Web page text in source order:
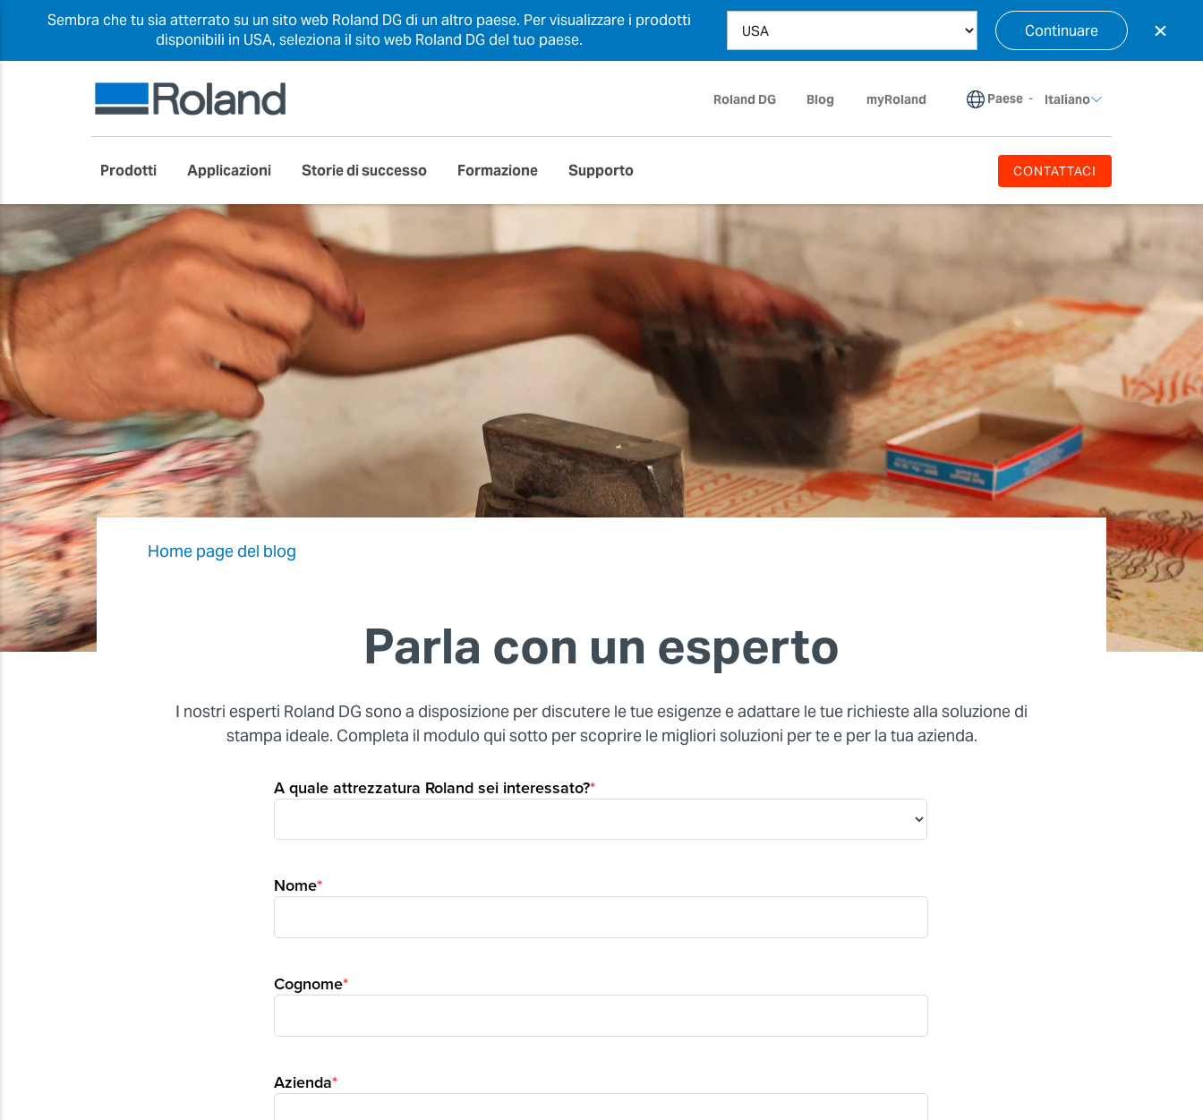
Sembra che tu sia atterrato su un sito web Roland DG di un altro paese. Per visualizzare i prodotti
disponibili in USA, seleziona il sito web Roland DG del tuo paese.
Continuare ×
Roland DG Blog myRoland Paese - Italiano
Prodotti Applicazioni Storie di successo Formazione Supporto CONTATTACI
Home page del blog
Parla con un esperto
I nostri esperti Roland DG sono a disposizione per discutere le tue esigenze e adattare le tue richieste alla soluzione di
stampa ideale. Completa il modulo qui sotto per scoprire le migliori soluzioni per te e per la tua azienda.